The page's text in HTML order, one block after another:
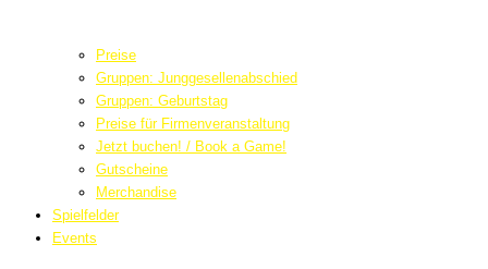
Preise
Gruppen: Junggesellenabschied
Gruppen: Geburtstag
Preise für Firmenveranstaltung
Jetzt buchen! / Book a Game!
Gutscheine
Merchandise
Spielfelder
Events